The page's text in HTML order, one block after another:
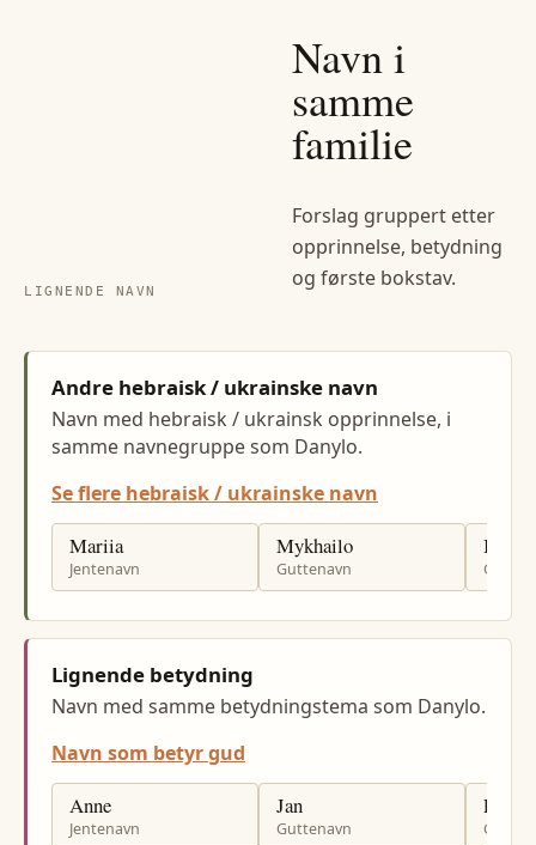
LIGNENDE NAVN
Navn i
samme
familie
Forslag gruppert etter
opprinnelse, betydning
og første bokstav.
Andre hebraisk / ukrainske navn
Navn med hebraisk / ukrainsk opprinnelse, i
samme navnegruppe som Danylo.
Se flere hebraisk / ukrainske navn
Mariia
Jentenavn
Mykhailo
Guttenavn
Illia
Lignende betydning
Navn med samme betydningstema som Danylo.
Navn som betyr gud
Anne
Jentenavn
Jan
Guttenavn
Per